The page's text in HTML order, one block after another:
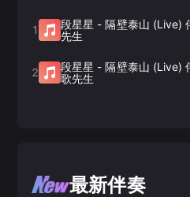
1 段星星 -隔壁泰山 (Live)
先生
2 段星星 -隔壁泰山 (Live)
歌先生
最新伴奏